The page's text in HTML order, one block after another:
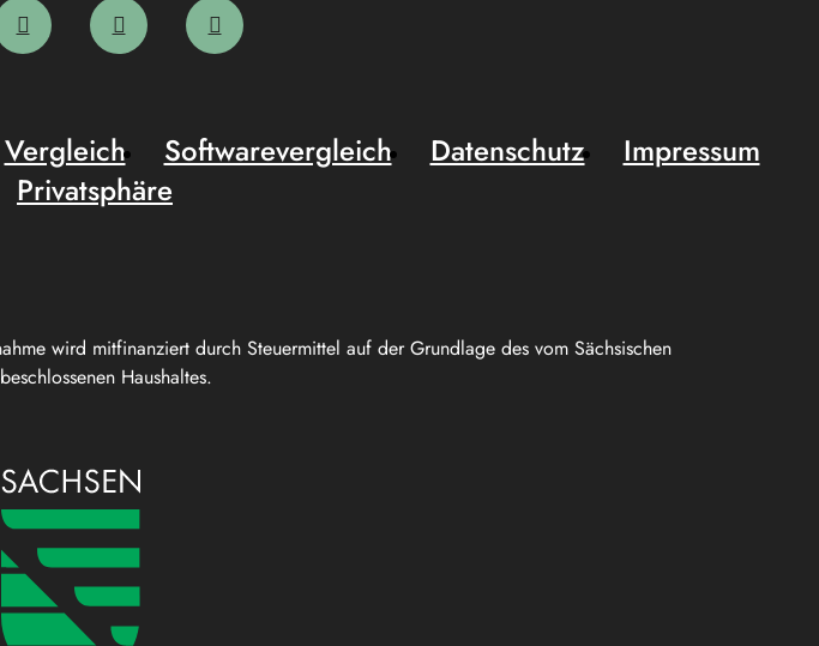
wird mitfinanziert durch Steuermittel auf der Grundlage des vom Sächsischen
Haushaltes.
Vergleich Softwarevergleich Datenschutz
Impressum
Privatsphäre